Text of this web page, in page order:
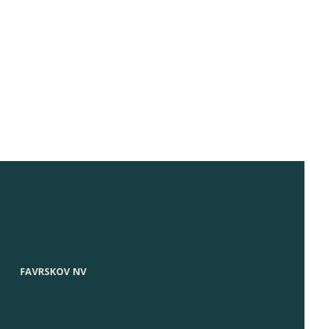
FAVRSKOV NV